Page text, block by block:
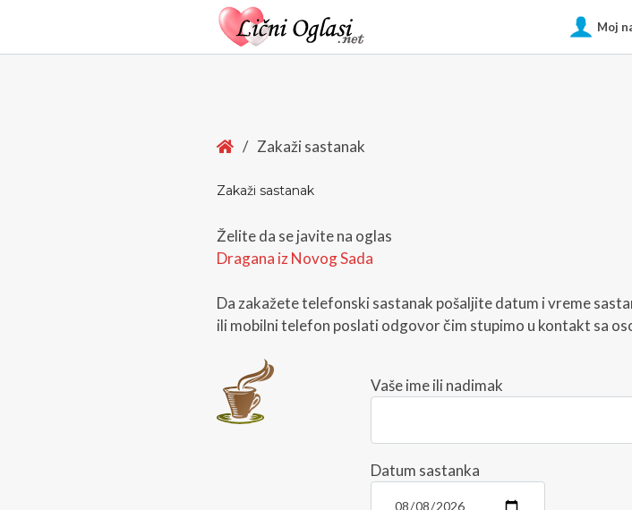
Moj
Home
/ Zakaži sastanak
Zakaži sastanak
Želite da se javite na oglas
Dragana iz Novog Sada
Da zakažete telefonski sastanak pošaljite datum i vreme
ili mobilni telefon poslati odgovor čim stupimo u kontakt sa
Vaše ime ili nadimak
Datum sastanka